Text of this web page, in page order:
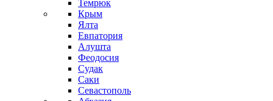
Темрюк
Крым
Ялта
Евпатория
Алушта
Феодосия
Судак
Саки
Севастополь